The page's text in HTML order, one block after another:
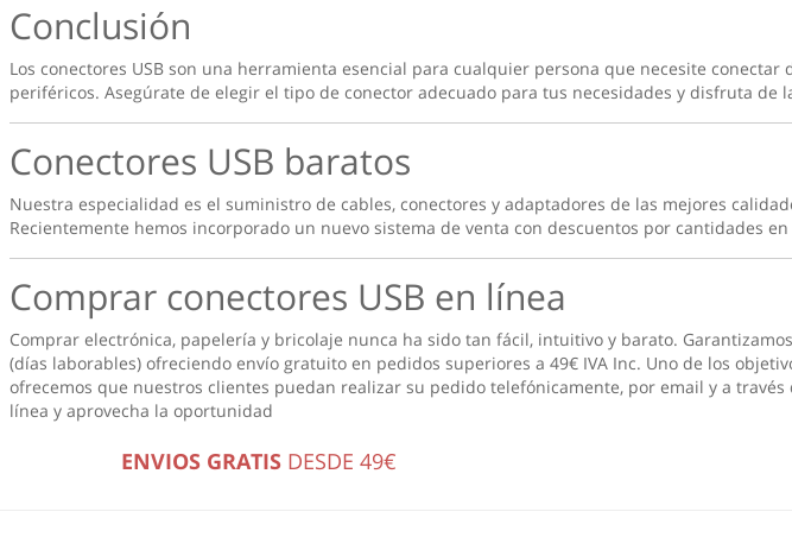
Conclusión
Los conectores USB son una herramienta esencial para cualquier persona que necesite
periféricos. Asegúrate de elegir el tipo de conector adecuado para tus necesidades y disfruta de
Conectores USB baratos
Nuestra especialidad es el suministro de cables, conectores y adaptadores de las mejores
Recientemente hemos incorporado un nuevo sistema de venta con descuentos por cantidades
Comprar conectores USB en línea
Comprar electrónica, papelería y bricolaje nunca ha sido tan fácil, intuitivo y barato.
(días laborables) ofreciendo envío gratuito en pedidos superiores a 49€ IVA Inc. Uno de los
ofrecemos que nuestros clientes puedan realizar su pedido telefónicamente, por email y a
línea y aprovecha la oportunidad
ENVIOS GRATIS DESDE 49€